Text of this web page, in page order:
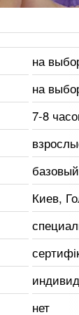
на
на
7-8
Киев,
нет